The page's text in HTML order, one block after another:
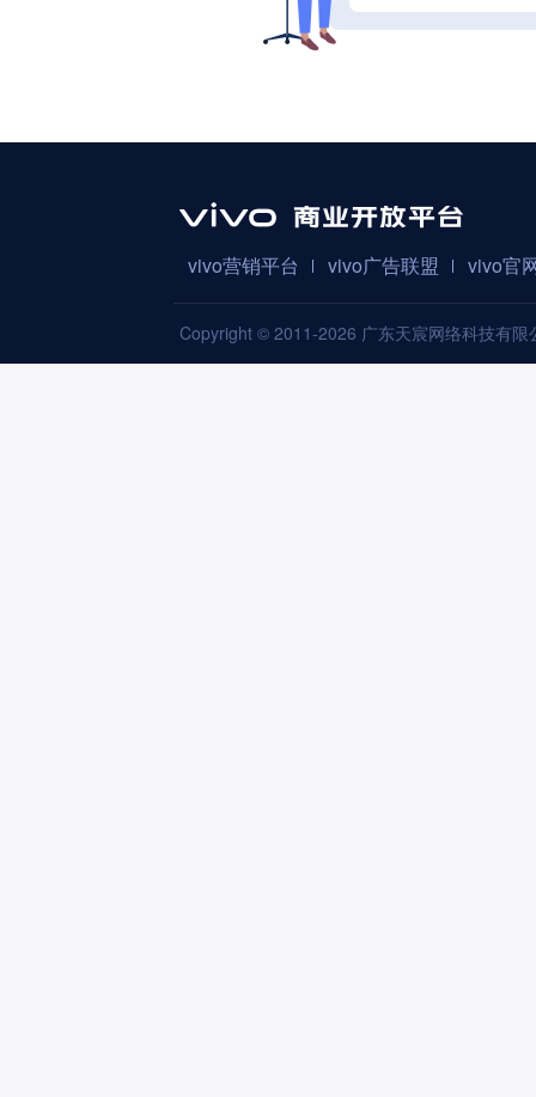
vivo营销平台 vivo广告联盟 vivo官
Copyright © 2011-2026 广东天宸网络科技有